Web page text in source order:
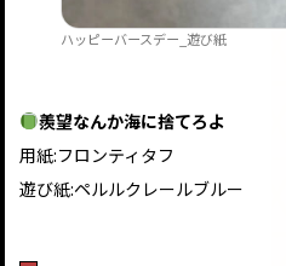
ハッピーバースデー_遊び紙
羨望なんか海に捨てろよ
用紙:フロンティタフ
遊び紙:ペルルクレールブルー